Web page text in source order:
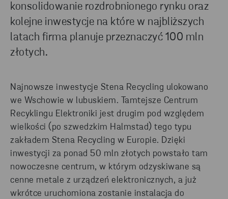
konsolidowanie rozdrobnionego rynku oraz
kolejne inwestycje na które w najbliższych
latach firma planuje przeznaczyć 100 mln
złotych.
Najnowsze inwestycje Stena Recycling ulokowano
we Wschowie w lubuskiem. Tamtejsze Centrum
Recyklingu Elektroniki jest drugim pod względem
wielkości (po szwedzkim Halmstad) tego typu
zakładem Stena Recycling w Europie. Dzięki
inwestycji za ponad 50 mln złotych powstało tam
nowoczesne centrum, w którym odzyskiwane są
cenne metale z urządzeń elektronicznych, a już
wkrótce uruchomiona zostanie instalacja do